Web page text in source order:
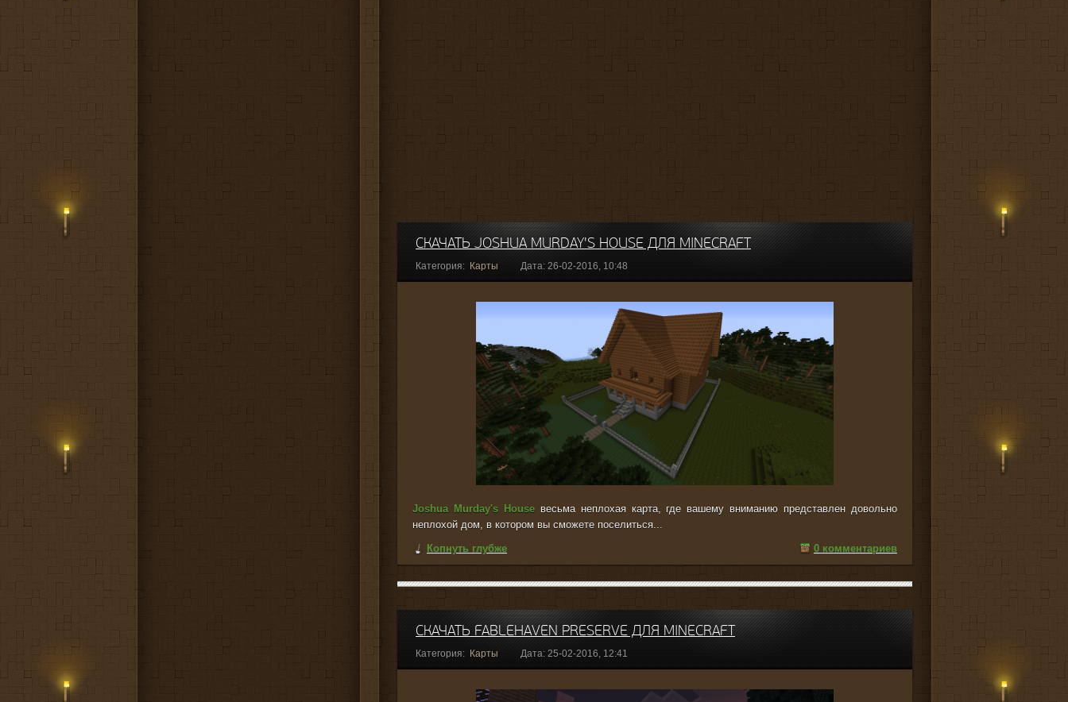
СКАЧАТЬ JOSHUA MURDAY'S HOUSE ДЛЯ MINECRAFT
Категория: Карты Дата: 26-02-2016, 10:48
Joshua Murday's Houseвесьма неплохая карта, где вашему вниманию представлен довольно
неплохой дом, в котором вы сможете поселиться...
Копнуть глубже
0 комментариев
СКАЧАТЬ FABLEHAVEN PRESERVE ДЛЯ MINECRAFT
Категория: Карты Дата: 25-02-2016, 12:41